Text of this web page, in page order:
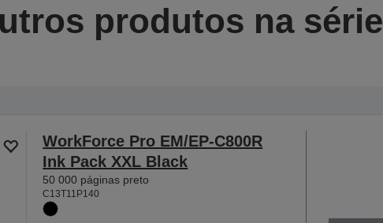
produtos na série
WorkForce Pro EM/EP-C800R
Ink Pack XXL Black
50 000 páginas preto
C13T11P140